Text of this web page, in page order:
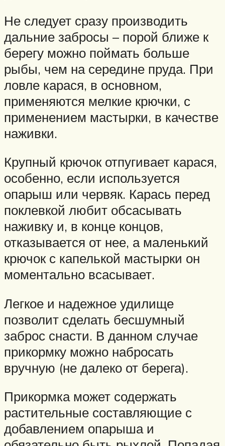
Не следует сразу производить
дальние забросы – порой ближе к
берегу можно поймать больше
рыбы, чем на середине пруда. При
ловле карася, в основном,
применяются мелкие крючки, с
применением мастырки, в качестве
наживки.
Крупный крючок отпугивает карася,
особенно, если используется
опарыш или червяк. Карась перед
поклевкой любит обсасывать
наживку и, в конце концов,
отказывается от нее, а маленький
крючок с капелькой мастырки он
моментально всасывает.
Легкое и надежное удилище
позволит сделать бесшумный
заброс снасти. В данном случае
прикормку можно набросать
вручную (не далеко от берега).
Прикормка может содержать
растительные составляющие с
добавлением опарыша и